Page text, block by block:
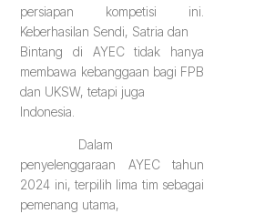
persiapan kompetisi ini.
Keberhasilan Sendi, Satria dan
Bintang di AYEC tidak hanya
membawa kebanggaan bagi FPB
dan UKSW, tetapi juga
Indonesia.
Dalam
penyelenggaraan AYEC tahun
2024 ini, terpilih lima tim sebagai
pemenang utama,